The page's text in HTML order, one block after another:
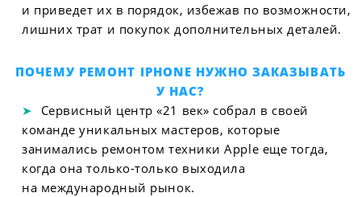
и приведет их в порядок, избежав по возможности,
лишних трат и покупок дополнительных деталей.
ПОЧЕМУ РЕМОНТ IPHONE НУЖНО ЗАКАЗЫВАТЬ
У НАС?
Сервисный центр «21 век» собрал в своей
команде уникальных мастеров, которые
занимались ремонтом техники Apple еще тогда,
когда она только-только выходила
на международный рынок.